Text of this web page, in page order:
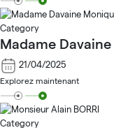
Category
Madame
21/04/2025
Explorez maintenant
Category